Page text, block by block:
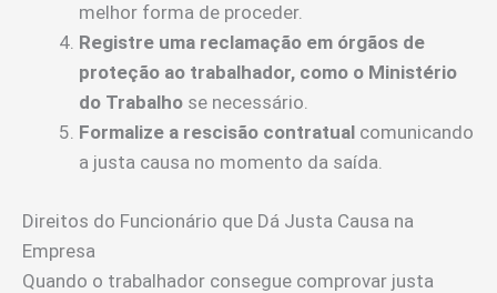
melhor forma de proceder.
Registre uma reclamação em órgãos de
proteção ao trabalhador, como o Ministério
do Trabalho se necessário.
Formalize a rescisão contratual comunicando
a justa causa no momento da saída.
Direitos do Funcionário que Dá Justa Causa na
Empresa
Quando o trabalhador consegue comprovar justa